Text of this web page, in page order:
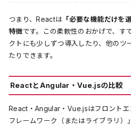
つまり、Reactは 「必要な機能だけを
特徴です。この柔軟性のおかげで、す
クトにも少しずつ導入したり、他のツ
たりできます。
ReactとAngular・Vue.jsの比較
React・Angular・Vue.jsはフロント
フレームワーク（またはライブラリ）